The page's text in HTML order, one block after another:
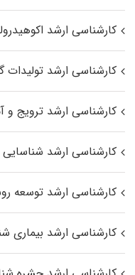
کارشناسی ارشد
کارشناسی ارشد تولیدات
کارشناسی ارشد ترویج
کارشناسی ارشد شناسایی
کارشناسی ارشد توسعه
کارشناسی ارشد بیماری‌